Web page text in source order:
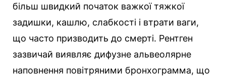
більш швидкий початок важкої тяжкої
задишки, кашлю, слабкості і втрати ваги,
що часто призводить до смерті. Рентген
зазвичай виявляє дифузне альвеолярне
наповнення повітряними бронхограмма, що